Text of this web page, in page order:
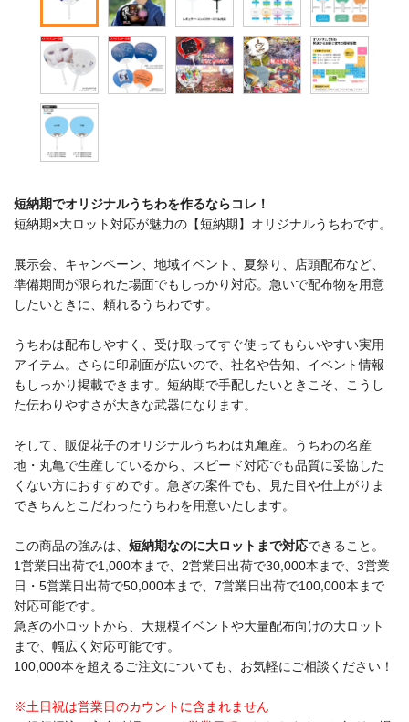
短納期でオリジナルうちわを作るならコレ！
短納期×大ロット対応が魅力の【短納期】オリジナルうちわです。
展示会、キャンペーン、地域イベント、夏祭り、店頭配布など、
準備期間が限られた場面でもしっかり対応。急いで配布物を用意
したいときに、頼れるうちわです。
うちわは配布しやすく、受け取ってすぐ使ってもらいやすい実用
アイテム。さらに印刷面が広いので、社名や告知、イベント情報
もしっかり掲載できます。短納期で手配したいときこそ、こうし
た伝わりやすさが大きな武器になります。
そして、販促花子のオリジナルうちわは丸亀産。うちわの名産
地・丸亀で生産しているから、スピード対応でも品質に妥協した
くない方におすすめです。急ぎの案件でも、見た目や仕上がりま
できちんとこだわったうちわを用意いたします。
この商品の強みは、 短納期なのに大ロットまで対応できること。
1営業日出荷で1,000本まで、2営業日出荷で30,000本まで、3営業
日・5営業日出荷で50,000本まで、7営業日出荷で100,000本まで
対応可能です。
急ぎの小ロットから、大規模イベントや大量配布向けの大ロット
まで、幅広く対応可能です。
100,000本を超えるご注文についても、お気軽にご相談ください！
※土日祝は営業日のカウントに含まれません